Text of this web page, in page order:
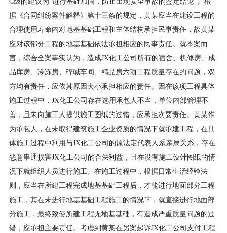
据《合同纠纷案件解释》第十三条的规定，黄某应当在建设工程的
合理使用寿命内对地基基础工程和主体结构承担民事责任，故黄某
应对该部分工程的地基基础依法承担相应的民事责任。就本案而
言，综合全案事实认为，造成JX化工公司所有的宿舍、机修房、成
品库房、冷冻房、碎碱车间、精品房六项工程质量存在的问题，双
方均有责任，应依其原因大小承担相应的责任。因在该项工程具体
施工过程中，JX化工公司存在选用承包人不当，单位内部管理不
善，且未向施工人提供施工图纸的过错，应承担次要责任。黄某作
为承包人，在未取得建筑施工企业资质的情况下就承建工程，在具
体施工过程中利用与JX化工公司的原法定代表人系亲属关系，存在
恶意串通损害JX化工公司的合法利益，且在没有施工设计图纸的情
况下就组织人员进行施工。在施工过程中，根据日常生活经验法
则，应当在所建工程完成地基基础工程后，才能进行地面部分工程
施工，其在未进行地基基础工程施工的情况下，就直接进行地面部
分施工，最终致使所建工程无地基基础，有造成严重质量问题的过
错，应承担主要责任。考虑到黄某在另案起诉JX化工公司支付工程